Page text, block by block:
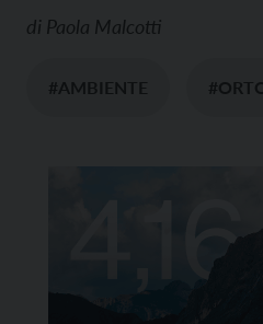
di Paola Malcotti
#AMBIENTE